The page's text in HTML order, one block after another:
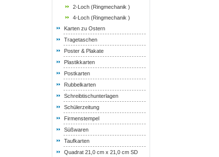
2-Loch (Ringmechanik )
4-Loch (Ringmechanik )
Karten zu Ostern
Tragetaschen
Poster & Plakate
Plastikkarten
Postkarten
Rubbelkarten
Schreibtischunterlagen
Schülerzeitung
Firmenstempel
Süßwaren
Taufkarten
Quadrat 21,0 cm x 21,0 cm SD